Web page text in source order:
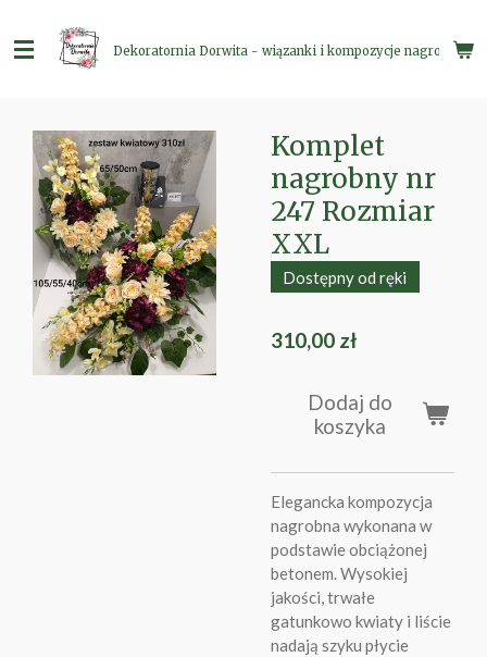
do
głównej
Dekoratornia Dorwita - wiązanki i kompozycje nagrobne
Komplet
nagrobny nr
247 Rozmiar
XXL
Dostępny od ręki
310,00 zł
Dodaj do
koszyka
Elegancka kompozycja
nagrobna wykonana w
podstawie obciążonej
betonem. Wysokiej
jakości, trwałe
gatunkowo kwiaty i liście
nadają szyku płycie